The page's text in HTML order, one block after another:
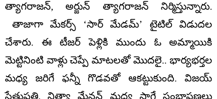
త్యాగరాజన్, అర్జున్ త్యాగరాజన్ నిర్మిస్తున్నారు.
తాజాగా మేకర్స్ ‘సార్‌ మేడమ్‌’ టైటిల్‌ విడుదల
చేశారు. ఈ టీజర్‌ పెళ్లికి ముందు ఓ అమ్మాయికి
మెట్టినింటి వాళ్లు చెప్పే మాటలతో మొదలై.. భార్యభర్తల
మధ్య జరిగే ఫన్నీ గొడవతో ఆకట్టుకుంది. విజయ్‌
సేతుపతి, నిత్యా మేనన్ మధ్య సాగే సంభాషణలు